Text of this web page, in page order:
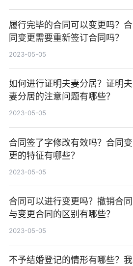
履行完毕的合同可以变更吗？合
同变更需要重新签订合同吗？
2023-05-05
如何进行证明夫妻分居？证明夫
妻分居的注意问题有哪些？
2023-05-05
合同签了字修改有效吗？合同变
更的特征有哪些？
2023-05-05
合同可以进行变更吗？撤销合同
与变更合同的区别有哪些？
2023-05-05
不予结婚登记的情形有哪些？我